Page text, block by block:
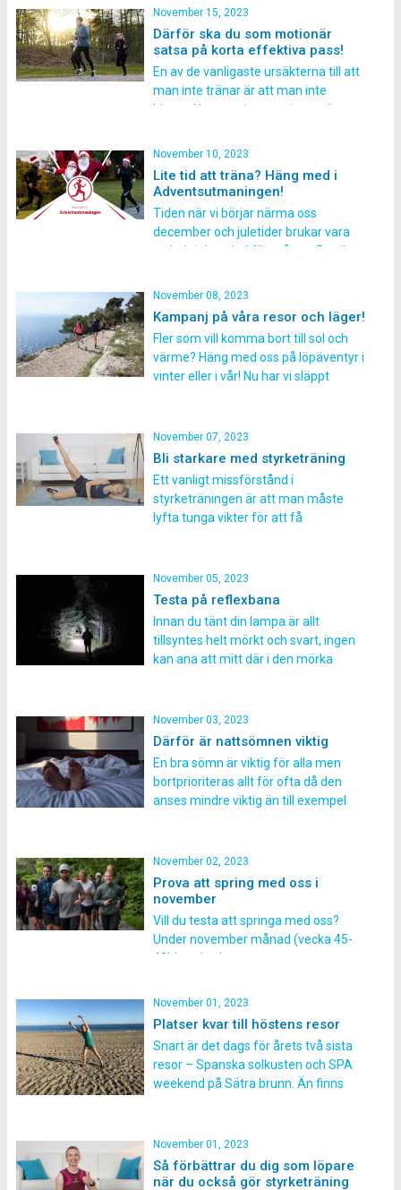
träning lätt prioriteras bort. Vi vill visa
att du genom denna
träningsutmaning kommer få massa
energi och känna dig mindre
stressad. Fokus är på […]
November 15, 2023
Därför ska du som motionär
satsa på korta effektiva pass!
En av de vanligaste ursäkterna till att
man inte tränar är att man inte
hinner. Har man inte en timme över
prioritera träningen. Men det finns
fördelarna med att träna korta och
tidseffektiva pass där du kan få […]
November 10, 2023
Lite tid att träna? Häng med i
Adventsutmaningen!
Tiden när vi börjar närma oss
december och juletider brukar vara
en hektisk period för många. Det är
ska bli klart när vi successivt börja
förhoppningsvis lite ledighet. Under
denna tid när det även blir mörkare
och kallare brukar […]
November 08, 2023
Kampanj på våra resor och läger!
Fler som vill komma bort till sol och
värme? Häng med oss på löpäventyr i
vinter eller i vår! Nu har vi släppt
resor! Kommande resmål: 13-20 jan
Atlasbergen i Marocko 12-18 feb
Gran Canaria i bergen […]
November 07, 2023
Bli starkare med styrketräning
Ett vanligt missförstånd i
styrketräningen är att man måste
lyfta tunga vikter för att få
kan uppnå muskeltillväxt på flera
olika sätt, både genom styrketräning
med vikter eller utan. I denna artikel
berättar vi mer kring vad som avgör
[…]
November 05, 2023
Testa på reflexbana
Innan du tänt din lampa är allt
tillsyntes helt mörkt och svart, ingen
kan ana att mitt där i den mörka
en helt perfekt uppmarkerad
löpslinga upp, mitt framför dig, och
rakt in i den djupa skogen. Det […]
November 03, 2023
Därför är nattsömnen viktig
En bra sömn är viktig för alla men
bortprioriteras allt för ofta då den
anses mindre viktig än till exempel
Här listar vi några punkter om varför
det är viktigt att vi får till en god
nattsömn! […]
November 02, 2023
Prova att spring med oss i
november
Vill du testa att springa med oss?
Under november månad (vecka 45-
48) har du chans att testa ett pass
löpargrupper på över 100 orter i
varieras för att bli ännu roligare.
Under november (vecka 45-48) är alla
välkomna […]
November 01, 2023
Platser kvar till höstens resor
Snart är det dags för årets två sista
resor – Spanska solkusten och SPA
weekend på Sätra brunn. Än finns
sägs om att åka på en träningsresa
där vi tränar i fina omgivningar, äter
god mat och […]
November 01, 2023
Så förbättrar du dig som löpare
när du också gör styrketräning